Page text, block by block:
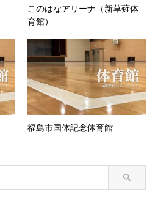
このはなアリーナ（新草薙体
育館）
福島市国体記念体育館